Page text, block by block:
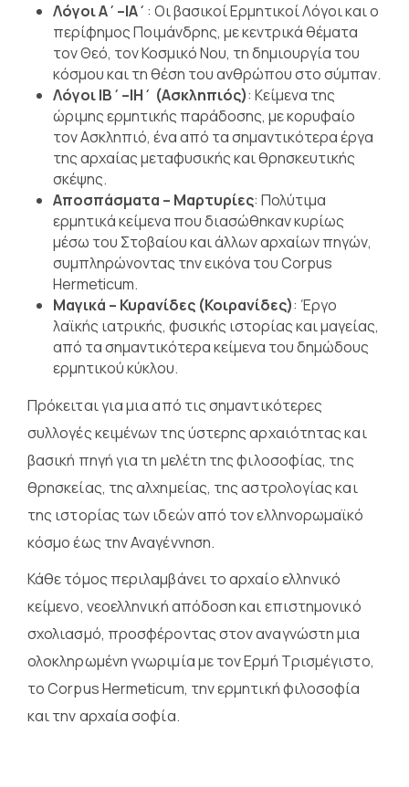
Λόγοι Α΄–ΙΑ΄ : Οι βασικοί Ερμητικοί Λόγοι και ο
περίφημος Ποιμάνδρης, με κεντρικά θέματα
τον Θεό, τον Κοσμικό Νου, τη δημιουργία του
κόσμου και τη θέση του ανθρώπου στο σύμπαν.
Λόγοι ΙΒ΄–ΙΗ΄ (Ασκληπιός): Κείμενα της
ώριμης ερμητικής παράδοσης, με κορυφαίο
τον Ασκληπιό, ένα από τα σημαντικότερα έργα
της αρχαίας μεταφυσικής και θρησκευτικής
σκέψης.
Αποσπάσματα – Μαρτυρίες: Πολύτιμα
ερμητικά κείμενα που διασώθηκαν κυρίως
μέσω του Στοβαίου και άλλων αρχαίων πηγών,
συμπληρώνοντας την εικόνα του Corpus
Hermeticum.
Μαγικά – Κυρανίδες (Κοιρανίδες): Έργο
λαϊκής ιατρικής, φυσικής ιστορίας και μαγείας,
από τα σημαντικότερα κείμενα του δημώδους
ερμητικού κύκλου.
Πρόκειται για μια από τις σημαντικότερες
συλλογές κειμένων της ύστερης αρχαιότητας και
βασική πηγή για τη μελέτη της φιλοσοφίας, της
θρησκείας, της αλχημείας, της αστρολογίας και
της ιστορίας των ιδεών από τον ελληνορωμαϊκό
κόσμο έως την Αναγέννηση.
Κάθε τόμος περιλαμβάνει το αρχαίο ελληνικό
κείμενο, νεοελληνική απόδοση και επιστημονικό
σχολιασμό, προσφέροντας στον αναγνώστη μια
ολοκληρωμένη γνωριμία με τον Ερμή Τρισμέγιστο,
το Corpus Hermeticum, την ερμητική φιλοσοφία
και την αρχαία σοφία.